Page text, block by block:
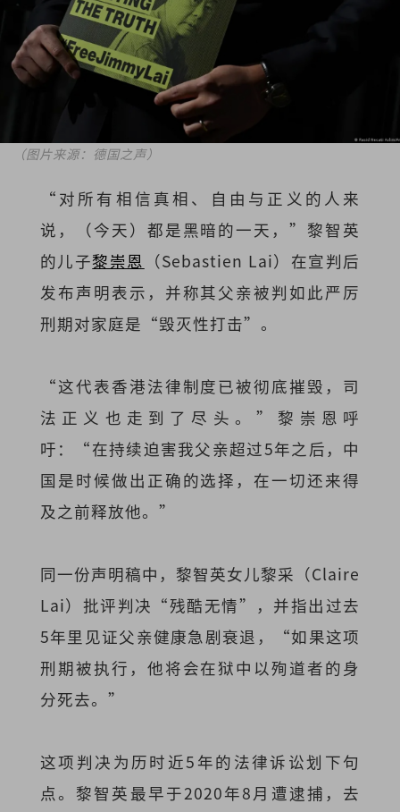
（图片来源：德国之声）
“对所有相信真相、自由与正义的人来
说，（今天）都是黑暗的一天，”黎智英
的儿子黎崇恩
（Sebastien Lai）在宣判后
发布声明表示，并称其父亲被判如此严厉
刑期对家庭是“毁灭性打击”。
“这代表香港法律制度已被彻底摧毁，司
法正义也走到了尽头。”黎崇恩呼
吁：“在持续迫害我父亲超过5年之后，中
国是时候做出正确的选择，在一切还来得
及之前释放他。”
同一份声明稿中，黎智英女儿黎采（Claire
Lai）批评判决“残酷无情”，并指出过去
5年里见证父亲健康急剧衰退，“如果这项
刑期被执行，他将会在狱中以殉道者的身
分死去。”
这项判决为历时近5年的法律诉讼划下句
点。黎智英最早于2020年8月遭逮捕，去